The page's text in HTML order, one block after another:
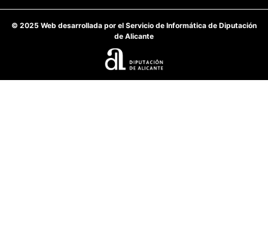
© 2025 Web desarrollada por el Servicio de Informática de Diputación
de Alicante